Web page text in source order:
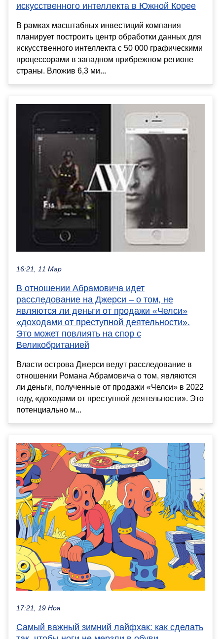
искусственного интеллекта в Южной Корее
В рамках масштабных инвестиций компания
планирует построить центр обработки данных для
искусственного интеллекта с 50 000 графическими
процессорами в западном прибрежном регионе
страны. Вложив 6,3 ми...
16:21, 11 Мар
В отношении Абрамовича идет
расследование на Джерси – о том, не
являются ли деньги от продажи «Челси»
«доходами от преступной деятельности».
Это может повлиять на спор с
Великобританией
Власти острова Джерси ведут расследование в
отношении Романа Абрамовича о том, являются
ли деньги, полученные от продажи «Челси» в 2022
году, «доходами от преступной деятельности». Это
потенциально м...
17:21, 19 Ноя
Самый важный зимний лайфхак: как сделать